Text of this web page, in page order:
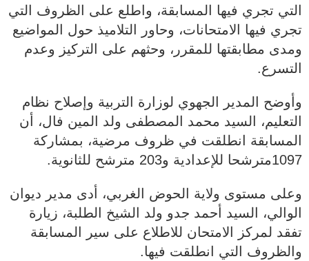
التي تجري فيها المسابقة، واطلع على الظروف التي
تجري فيها الامتحانات، وحاور التلاميذ حول المواضيع
ومدى مطابقتها للمقرر، وحثهم على التركيز وعدم
التسرع.
وأوضح المدير الجهوي لوزارة التربية وإصلاح نظام
التعليم، السيد محمد المصطفى ولد المين فال، أن
المسابقة انطلقت في ظروف مرضية، بمشاركة
1097مترشحا للإعدادية و203 مترشح للثانوية.
وعلى مستوى ولاية الحوض الغربي، أدى مدير ديوان
الوالي، السيد أحمد جدو ولد الشيخ الطلبة، زيارة
تفقد لمركز الامتحان للاطلاع على سير المسابقة
والظروف التي انطلقت فيها.